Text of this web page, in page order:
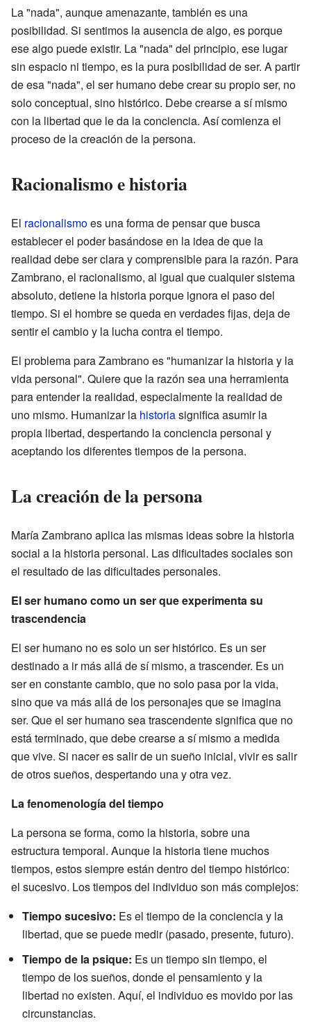
La "nada", aunque amenazante, también es una
posibilidad. Si sentimos la ausencia de algo, es porque
ese algo puede existir. La "nada" del principio, ese lugar
sin espacio ni tiempo, es la pura posibilidad de ser. A partir
de esa "nada", el ser humano debe crear su propio ser, no
solo conceptual, sino histórico. Debe crearse a sí mismo
con la libertad que le da la conciencia. Así comienza el
proceso de la creación de la persona.
Racionalismo e historia
El racionalismoes una forma de pensar que busca
establecer el poder basándose en la idea de que la
realidad debe ser clara y comprensible para la razón. Para
Zambrano, el racionalismo, al igual que cualquier sistema
absoluto, detiene la historia porque ignora el paso del
tiempo. Si el hombre se queda en verdades fijas, deja de
sentir el cambio y la lucha contra el tiempo.
El problema para Zambrano es "humanizar la historia y la
vida personal". Quiere que la razón sea una herramienta
para entender la realidad, especialmente la realidad de
uno mismo. Humanizar la historiasignifica asumir la
propia libertad, despertando la conciencia personal y
aceptando los diferentes tiempos de la persona.
La creación de la persona
María Zambrano aplica las mismas ideas sobre la historia
social a la historia personal. Las dificultades sociales son
el resultado de las dificultades personales.
El ser humano como un ser que experimenta su
trascendencia
El ser humano no es solo un ser histórico. Es un ser
destinado a ir más allá de sí mismo, a trascender. Es un
ser en constante cambio, que no solo pasa por la vida,
sino que va más allá de los personajes que se imagina
ser. Que el ser humano sea trascendente significa que no
está terminado, que debe crearse a sí mismo a medida
que vive. Si nacer es salir de un sueño inicial, vivir es salir
de otros sueños, despertando una y otra vez.
La fenomenología del tiempo
La persona se forma, como la historia, sobre una
estructura temporal. Aunque la historia tiene muchos
tiempos, estos siempre están dentro del tiempo histórico:
el sucesivo. Los tiempos del individuo son más complejos:
Tiempo sucesivo: Es el tiempo de la conciencia y la
libertad, que se puede medir (pasado, presente, futuro).
Tiempo de la psique: Es un tiempo sin tiempo, el
tiempo de los sueños, donde el pensamiento y la
libertad no existen. Aquí, el individuo es movido por las
circunstancias.